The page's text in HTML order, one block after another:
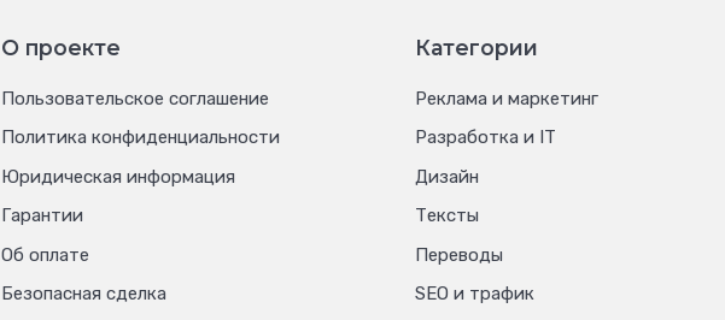
Категории
Реклама и маркетинг
Разработка и IT
Дизайн
Тексты
Переводы
SEO и трафик
О проекте
Пользовательское соглашение
Политика конфиденциальности
Юридическая информация
Гарантии
Об оплате
Безопасная сделка